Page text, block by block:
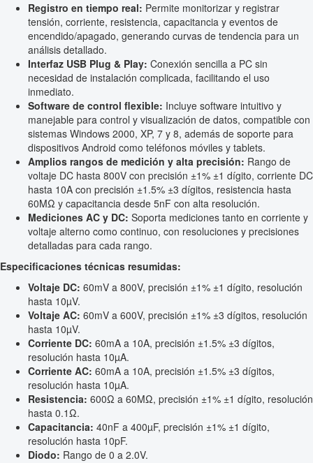
Registro en tiempo real: Permite monitorizar y registrar
tensión, corriente, resistencia, capacitancia y eventos de
encendido/apagado, generando curvas de tendencia para un
análisis detallado.
Interfaz USB Plug & Play: Conexión sencilla a PC sin
necesidad de instalación complicada, facilitando el uso
inmediato.
Software de control flexible: Incluye software intuitivo y
manejable para control y visualización de datos, compatible con
sistemas Windows 2000, XP, 7 y 8, además de soporte para
dispositivos Android como teléfonos móviles y tablets.
Amplios rangos de medición y alta precisión: Rango de
voltaje DC hasta 800V con precisión ±1% ±1 dígito, corriente DC
hasta 10A con precisión ±1.5% ±3 dígitos, resistencia hasta
60MΩ y capacitancia desde 5nF con alta resolución.
Mediciones AC y DC: Soporta mediciones tanto en corriente y
voltaje alterno como continuo, con resoluciones y precisiones
detalladas para cada rango.
Especificaciones técnicas resumidas:
Voltaje DC: 60mV a 800V, precisión ±1% ±1 dígito, resolución
hasta 10µV.
Voltaje AC: 60mV a 600V, precisión ±1% ±3 dígitos, resolución
hasta 10µV.
Corriente DC: 60mA a 10A, precisión ±1.5% ±3 dígitos,
resolución hasta 10µA.
Corriente AC: 60mA a 10A, precisión ±1.5% ±3 dígitos,
resolución hasta 10µA.
Resistencia: 600Ω a 60MΩ, precisión ±1% ±1 dígito, resolución
hasta 0.1Ω.
Capacitancia: 40nF a 400µF, precisión ±1% ±1 dígito,
resolución hasta 10pF.
Diodo: Rango de 0 a 2.0V.